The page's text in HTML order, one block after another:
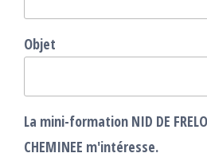
Objet
La mini-formation NID DE
CHEMINEE m'intéresse.